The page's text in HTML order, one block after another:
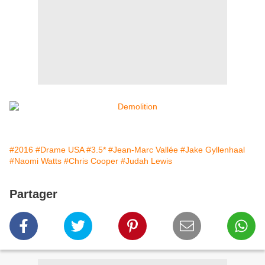
#2016 #Drame USA #3.5* #Jean-Marc Vallée #Jake Gyllenhaal
#Naomi Watts #Chris Cooper #Judah Lewis
Partager